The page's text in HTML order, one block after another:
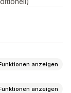
anzeigen
anzeigen